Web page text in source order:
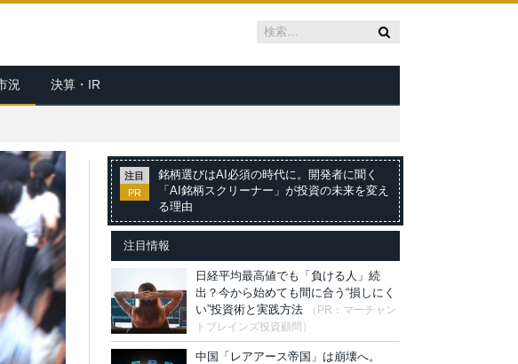
況 決算・IR
注目
PR
銘柄選びはAI必須の時代に。開発者に聞く
「AI銘柄スクリーナー」が投資の未来を変え
る理由
注目情報
日経平均最高値でも「負ける人」続
出？今から始めても間に合う“損しにく
い”投資術と実践方法
（PR：マーチャン
トブレインズ投資顧問）
中国「レアアース帝国」は崩壊へ。